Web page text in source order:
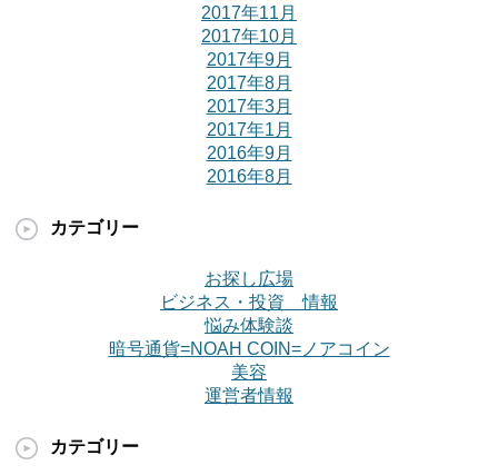
2017年11月
2017年10月
2017年9月
2017年8月
2017年3月
2017年1月
2016年9月
2016年8月
カテゴリー
お探し広場
ビジネス・投資 情報
悩み体験談
暗号通貨=NOAH COIN=ノアコイン
美容
運営者情報
カテゴリー